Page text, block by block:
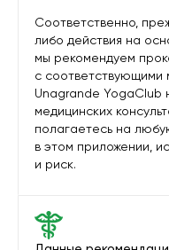
Соответственно,
либо действия на
мы рекомендуем
с соответствующими
Unagrande YogaClub
медицинских
полагаетесь на
в этом приложении,
и риск.